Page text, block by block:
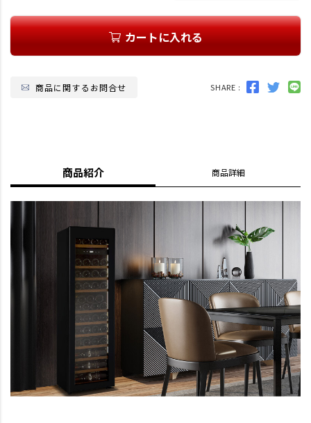
カートに入れる
商品に関するお問合せ SHARE :
商品紹介 商品詳細